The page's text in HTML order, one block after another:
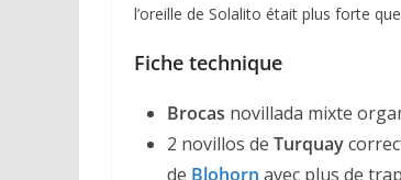
l’oreille de Solalito était plus forte
Fiche technique
Brocas novillada mixte
2 novillos de Turquay
de Blohorn avec plus de